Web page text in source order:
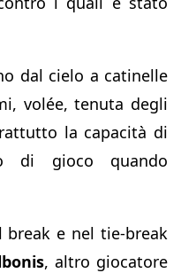
dal cielo a catinelle
volée, tenuta degli
la capacità di
di gioco quando
break e nel tie-break
, altro giocatore